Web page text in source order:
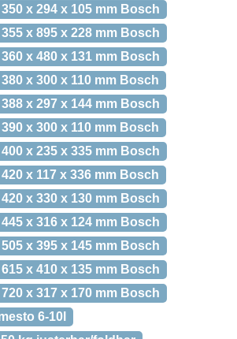
x 294 x 105 mm Bosch
x 895 x 228 mm Bosch
x 480 x 131 mm Bosch
x 300 x 110 mm Bosch
x 297 x 144 mm Bosch
x 300 x 110 mm Bosch
x 235 x 335 mm Bosch
x 117 x 336 mm Bosch
x 330 x 130 mm Bosch
x 316 x 124 mm Bosch
x 395 x 145 mm Bosch
x 410 x 135 mm Bosch
x 317 x 170 mm Bosch
6-10l